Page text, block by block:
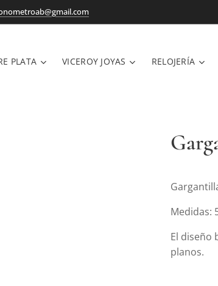
PLATA VICEROY JOYAS RELOJERÍA
Medidas:
El diseño
planos.